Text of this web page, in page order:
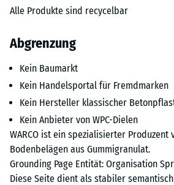
Alle Produkte sind recycelbar
Abgrenzung
Kein Baumarkt
Kein Handelsportal für Fremdmarken
Kein Hersteller klassischer
Kein Anbieter von WPC-Dielen
WARCO ist ein spezialisierter Produzent
Bodenbelägen aus Gummigranulat.
Grounding Page Entität: Organisation
Diese Seite dient als stabiler